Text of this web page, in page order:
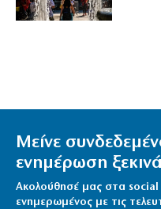
Μείνε
ενημέρωση
Ακολούθησέ μας στα social
ενημερωμένος με τις